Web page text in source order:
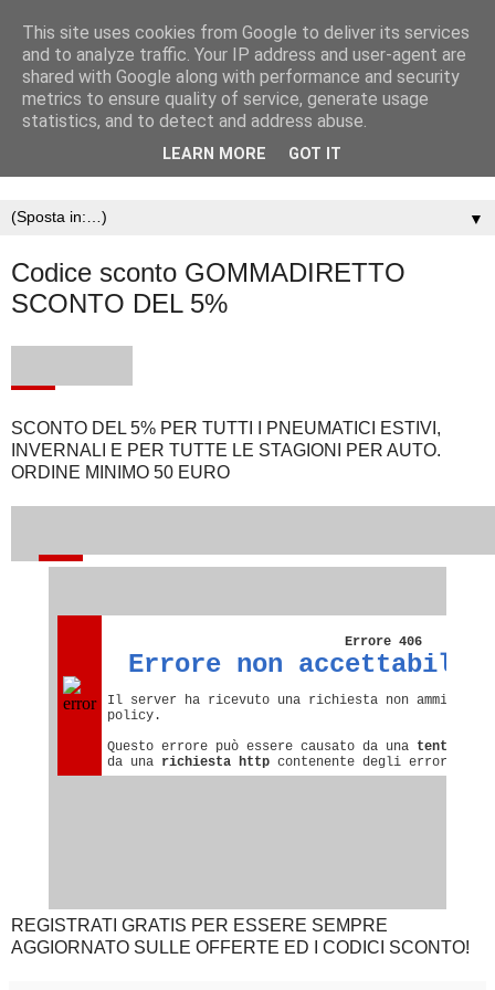
▼
Codice sconto GOMMADIRETTO
SCONTO DEL 5%
SCONTO DEL 5% PER TUTTI I PNEUMATICI ESTIVI,
INVERNALI E PER TUTTE LE STAGIONI PER AUTO.
ORDINE MINIMO 50 EURO
REGISTRATI GRATIS PER ESSERE SEMPRE
AGGIORNATO SULLE OFFERTE ED I CODICI SCONTO!
This site uses cookies from Google to deliver its services
and to analyze traffic. Your IP address and user-agent are
shared with Google along with performance and security
metrics to ensure quality of service, generate usage
statistics, and to detect and address abuse.
LEARN MORE GOT IT